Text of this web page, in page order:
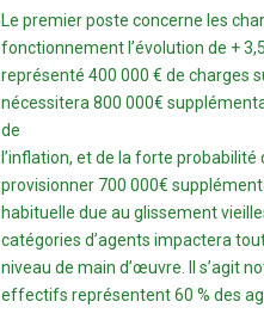
Le premier poste concerne les
fonctionnement l’évolution de +
représenté 400 000 € de charges
nécessitera 800 000€
de
l’inflation, et de la forte probabilité
provisionner 700 000€
habituelle due au glissement
catégories d’agents impactera
niveau de main d’œuvre. Il s’agit
effectifs représentent 60 % des